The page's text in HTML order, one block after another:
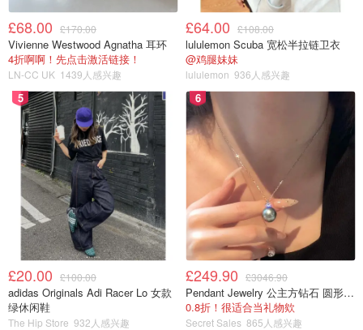
£68.00 £170.00
Vivienne Westwood Agnatha 耳环
4折啊啊！先点击激活链接！
LN-CC UK 1439人感兴趣
£64.00 £108.00
lululemon Scuba 宽松半拉链卫衣
@鸡腿妹妹
lululemon 936人感兴趣
5
£20.00 £100.00
adidas Originals Adi Racer Lo 女款
绿休闲鞋
The Hip Store 932人感兴趣
6
£249.90 £3046.90
Pendant Jewelry 公主方钻石 圆形大溪地珍珠吊坠 11-12mm
0.8折！很适合当礼物欸
Secret Sales 865人感兴趣